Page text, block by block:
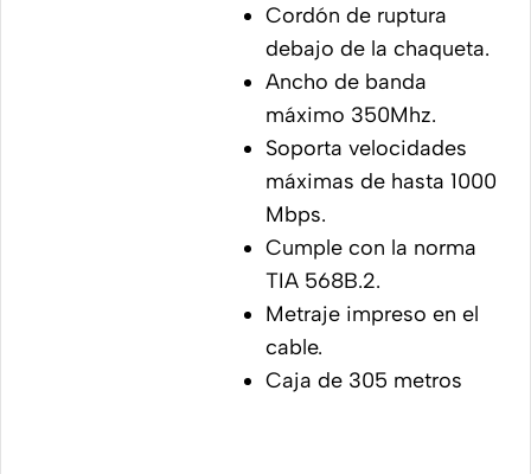
Cordón de ruptura
debajo de la chaqueta.
Ancho de banda
máximo 350Mhz.
Soporta velocidades
máximas de hasta 1000
Mbps.
Cumple con la norma
TIA 568B.2.
Metraje impreso en el
cable.
Caja de 305 metros